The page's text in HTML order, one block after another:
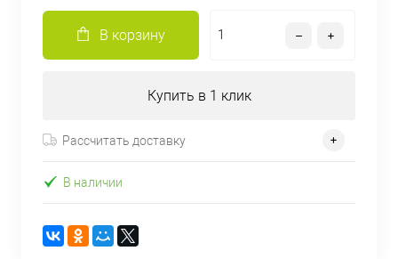
В корзину
Купить в 1 клик
Рассчитать доставку
В наличии